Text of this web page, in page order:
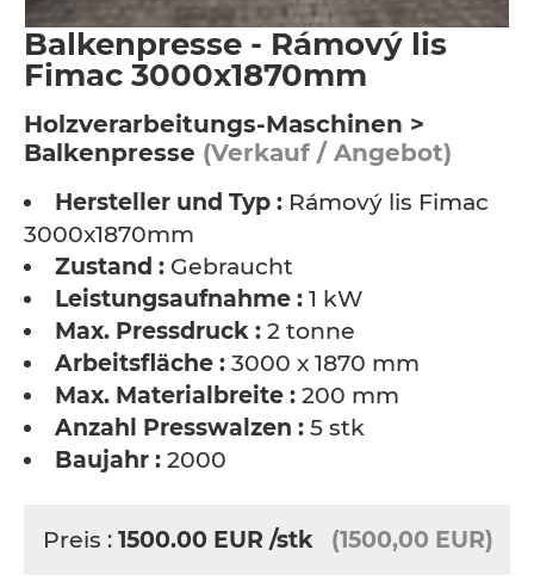
Balkenpresse - Rámový lis
Fimac 3000x1870mm
Holzverarbeitungs-Maschinen >
Balkenpresse (Verkauf / Angebot)
Hersteller und Typ : Rámový lis Fimac
3000x1870mm
Zustand : Gebraucht
Leistungsaufnahme : 1 kW
Max. Pressdruck : 2 tonne
Arbeitsfläche : 3000 x 1870 mm
Max. Materialbreite : 200 mm
Anzahl Presswalzen : 5 stk
Baujahr : 2000
Preis : 1500.00 EUR /stk (1500,00 EUR)